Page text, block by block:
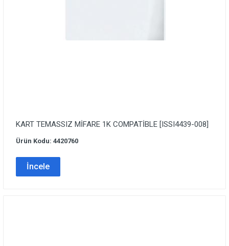
KART TEMASSIZ MİFARE 1K COMPATİBLE [ISSI4439-008]
Ürün Kodu: 4420760
İncele